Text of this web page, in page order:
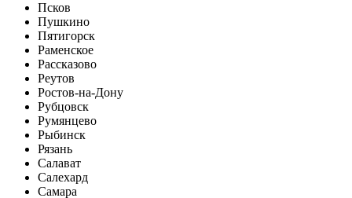
Псков
Пушкино
Пятигорск
Раменское
Рассказово
Реутов
Ростов-на-Дону
Рубцовск
Румянцево
Рыбинск
Рязань
Салават
Салехард
Самара